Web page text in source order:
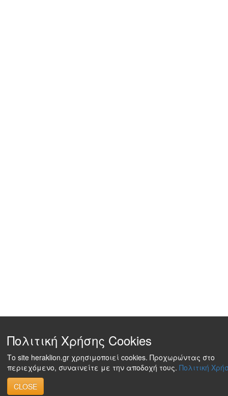
Πολιτική Χρήσης Cookies
Το site heraklion.gr χρησιμοποιεί cookies. Προχωρώντας στο
περιεχόμενο, συναινείτε με την αποδοχή τους. Πολιτική
CLOSE